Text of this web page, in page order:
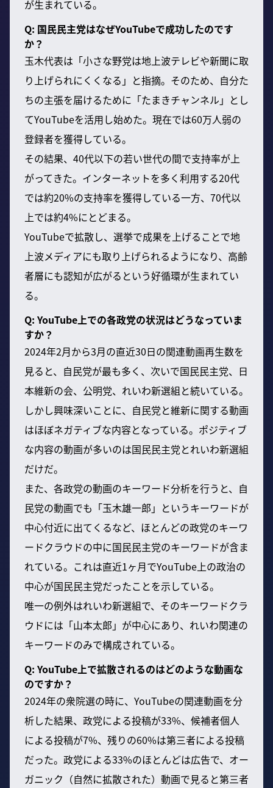
が生まれている。
Q: 国民民主党はなぜYouTubeで成功したのです
か？
玉木代表は「小さな野党は地上波テレビや新聞に取
り上げられにくくなる」と指摘。そのため、自分た
ちの主張を届けるために「たまきチャンネル」とし
てYouTubeを活用し始めた。現在では60万人弱の
登録者を獲得している。
その結果、40代以下の若い世代の間で支持率が上
がってきた。インターネットを多く利用する20代
では約20%の支持率を獲得している一方、70代以
上では約4%にとどまる。
YouTubeで拡散し、選挙で成果を上げることで地
上波メディアにも取り上げられるようになり、高齢
者層にも認知が広がるという好循環が生まれてい
る。
Q: YouTube上での各政党の状況はどうなっていま
すか？
2024年2月から3月の直近30日の関連動画再生数を
見ると、自民党が最も多く、次いで国民民主党、日
本維新の会、公明党、れいわ新選組と続いている。
しかし興味深いことに、自民党と維新に関する動画
はほぼネガティブな内容となっている。ポジティブ
な内容の動画が多いのは国民民主党とれいわ新選組
だけだ。
また、各政党の動画のキーワード分析を行うと、自
民党の動画でも「玉木雄一郎」というキーワードが
中心付近に出てくるなど、ほとんどの政党のキーワ
ードクラウドの中に国民民主党のキーワードが含ま
れている。これは直近1ヶ月でYouTube上の政治の
中心が国民民主党だったことを示している。
唯一の例外はれいわ新選組で、そのキーワードクラ
ウドには「山本太郎」が中心にあり、れいわ関連の
キーワードのみで構成されている。
Q: YouTube上で拡散されるのはどのような動画な
のですか？
2024年の衆院選の時に、YouTubeの関連動画を分
析した結果、政党による投稿が33%、候補者個人
による投稿が7%、残りの60%は第三者による投稿
だった。政党による33%のほとんどは広告で、オー
ガニック（自然に拡散された）動画で見ると第三者